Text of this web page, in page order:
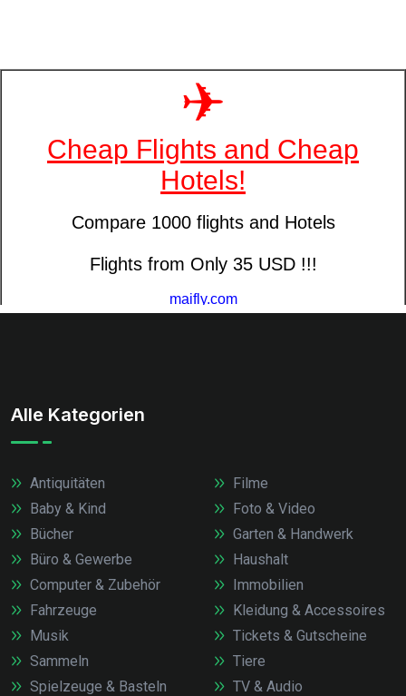
Alle Kategorien
Antiquitäten
Baby & Kind
Bücher
Büro & Gewerbe
Computer & Zubehör
Fahrzeuge
Filme
Foto & Video
Garten & Handwerk
Haushalt
Immobilien
Kleidung & Accessoires
Musik
Sammeln
Spielzeuge & Basteln
Tickets & Gutscheine
Tiere
TV & Audio